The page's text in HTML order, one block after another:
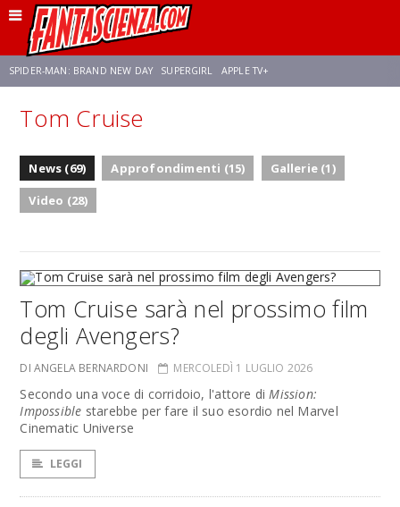
SPIDER-MAN: BRAND NEW DAY SUPERGIRL APPLE TV+
FRANCO RICCIARDIELLO ZENDAYA
NETFLIX SADIE SINK
Tom Cruise
News (69) Approfondimenti (15)
Gallerie (1)
Video (28)
Tom Cruise sarà nel prossimo film
degli Avengers?
DI ANGELA BERNARDONI MERCOLEDÌ 1 LUGLIO 2026
Secondo una voce di corridoio, l'attore diMission:
Impossible starebbe per fare il suo esordio nel Marvel
Cinematic Universe
LEGGI